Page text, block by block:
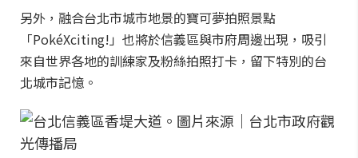
另外，融合台北市城市地景的寶可夢拍照景點
「PokéXciting!」也將於信義區與市府周邊出現，吸引
來自世界各地的訓練家及粉絲拍照打卡，留下特別的台
北城市記憶。